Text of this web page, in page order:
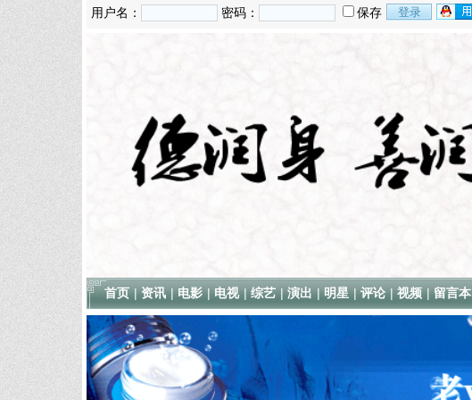
用户名： 密码： 保存
首页 |资讯 |电影 |电视 |综艺 |演出 |明星 |评论 |视频 |留言本